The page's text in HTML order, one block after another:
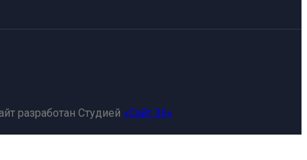
разработан Студией «Сайт 36»